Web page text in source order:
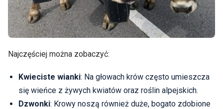
Najczęściej można zobaczyć:
Kwieciste wianki: Na głowach krów często umieszcza
się wieńce z żywych kwiatów oraz roślin alpejskich.
Dzwonki: Krowy noszą również duże, bogato zdobione